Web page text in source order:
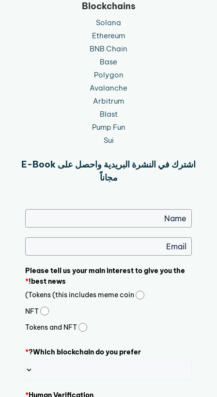
Blockchains
Solana
Ethereum
BNB Chain
Base
Polygon
Avalanche
Arbitrum
Blast
Pump Fun
Sui
اشترك في النشرة البريدية واحصل على E-Book
مجاناً
Please tell us your main interest to give you the
best news!
*
Tokens (this includes meme coin)
NFT
Tokens and NFT
Which blockchain do you prefer?
*